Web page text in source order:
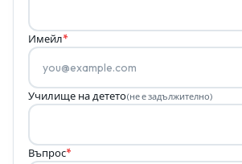
Имейл*
Училище на детето(не е задължително)
Въпрос*